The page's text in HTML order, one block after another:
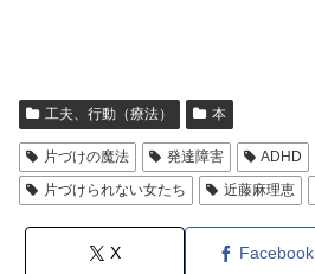
工夫、行動（療法） 本
片づけの魔法 発達障害 ADHD
片づけられない女たち
近藤麻理恵
X Facebook